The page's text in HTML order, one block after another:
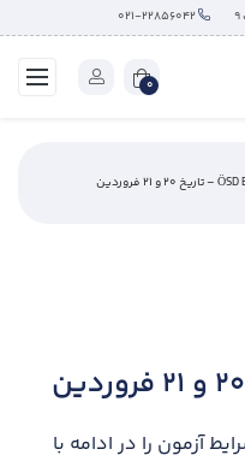
0
آزمون را در ادامه با